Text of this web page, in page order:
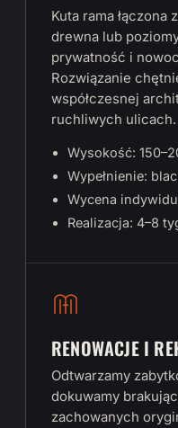
Kuta rama łączona
drewna lub
prywatność i
Rozwiązanie
współczesnej
ruchliwych ulicach.
Wysokość:
Wypełnienie:
Wycena
Realizacja: 4–8
RENOWACJE I
Odtwarzamy
dokuwamy
zachowanych